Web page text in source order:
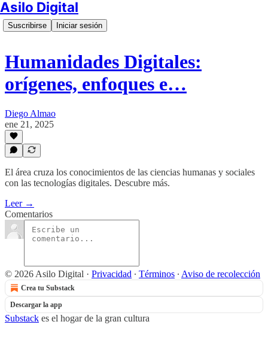
Asilo Digital
Suscribirse Iniciar sesión
Humanidades Digitales:
orígenes, enfoques e…
Diego Almao
ene 21, 2025
El área cruza los conocimientos de las ciencias humanas y sociales
con las tecnologías digitales. Descubre más.
Leer →
Comentarios
© 2026 Asilo Digital · Privacidad ∙ Términos ∙ Aviso de recolección
Crea tu Substack
Descargar la app
Substack es el hogar de la gran cultura